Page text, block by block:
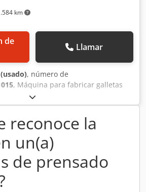
km
Llamar
, número de
, Máquina para fabricar galletas
para galletas y 10 bandejas para
Ag Tock La máquina ha sido
de aspiración nueva. Cuchilla
nuevas. Además, se han
piezas de la máquina.
reconoce la
un(a)
de prensado